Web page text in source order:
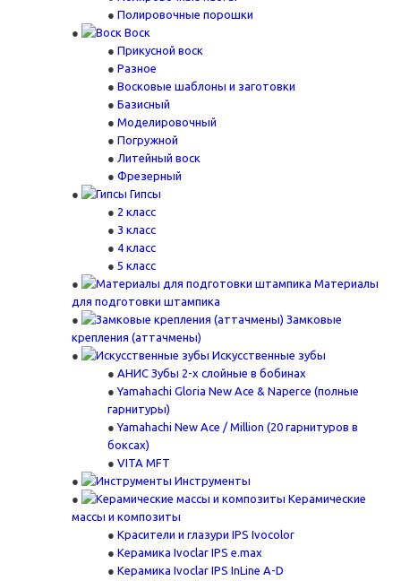
Полировочные порошки
Воск
Прикусной воск
Разное
Восковые шаблоны и заготовки
Базисный
Моделировочный
Погружной
Литейный воск
Фрезерный
Гипсы
2 класс
3 класс
4 класс
5 класс
Материалы
для подготовки штампика
Замковые
крепления (аттачмены)
Искусственные зубы
АНИС Зубы 2-х слойные в бобинах
Yamahachi Gloria New Ace & Naperce (полные
гарнитуры)
Yamahachi New Ace / Million (20 гарнитуров в
боксах)
VITA MFT
Инструменты
Керамические
массы и композиты
Красители и глазури IPS Ivocolor
Керамика Ivoclar IPS e.max
Керамика Ivoclar IPS InLine A-D